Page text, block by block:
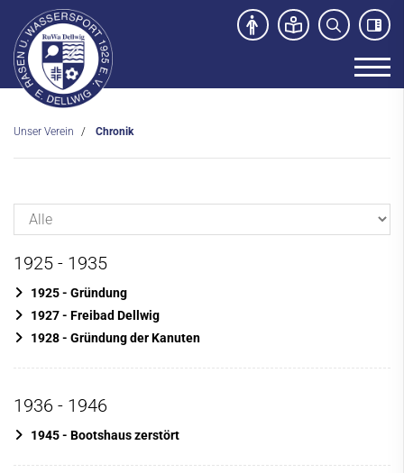
Unser Verein Chronik
1925 - 1935
1925 - Gründung
1927 - Freibad Dellwig
1928 - Gründung der Kanuten
1936 - 1946
1945 - Bootshaus zerstört
Sportstätten
Partner und Sponsoren
News